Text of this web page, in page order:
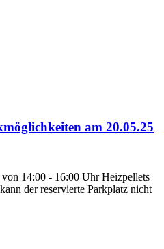
am 20.05.25
14:00 - 16:00 Uhr Heizpellets
der reservierte Parkplatz nicht